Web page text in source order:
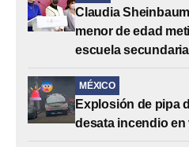
Claudia
menor de edad
escuela
MÉXICO
Explosión de pipa
desata incendio